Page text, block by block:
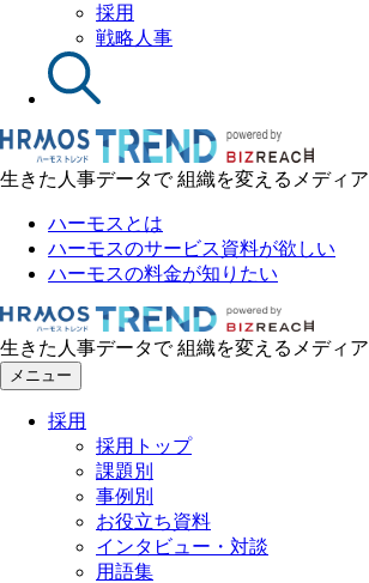
採用
戦略人事
生きた人事データで 組織を変えるメディア
ハーモスとは
ハーモスのサービス資料が欲しい
ハーモスの料金が知りたい
生きた人事データで 組織を変えるメディア
メニュー
採用
採用トップ
課題別
事例別
お役立ち資料
インタビュー・対談
用語集